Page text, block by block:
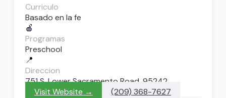
Curriculo
Basado en la fe
🍎
Programas
Preschool
📍
Direccion
751 S. Lower Sacramento Road, 95242
Visit Website →
(209) 368-7627